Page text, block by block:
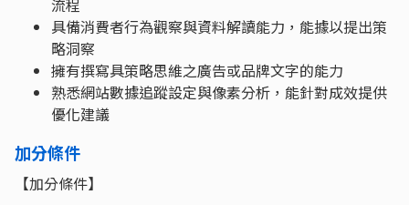
流程
具備消費者行為觀察與資料解讀能力，能據以提出策
略洞察
擁有撰寫具策略思維之廣告或品牌文字的能力
熟悉網站數據追蹤設定與像素分析，能針對成效提供
優化建議
加分條件
【加分條件】